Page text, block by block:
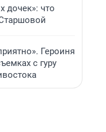
дочек»: что
Героиня
с гуру